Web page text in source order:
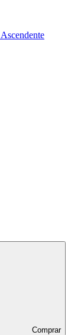
Comprar